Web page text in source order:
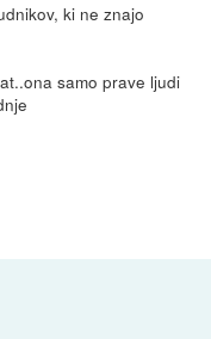
ki ne znajo
samo prave ljudi